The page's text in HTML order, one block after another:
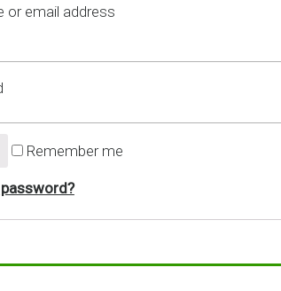
or email address
Remember me